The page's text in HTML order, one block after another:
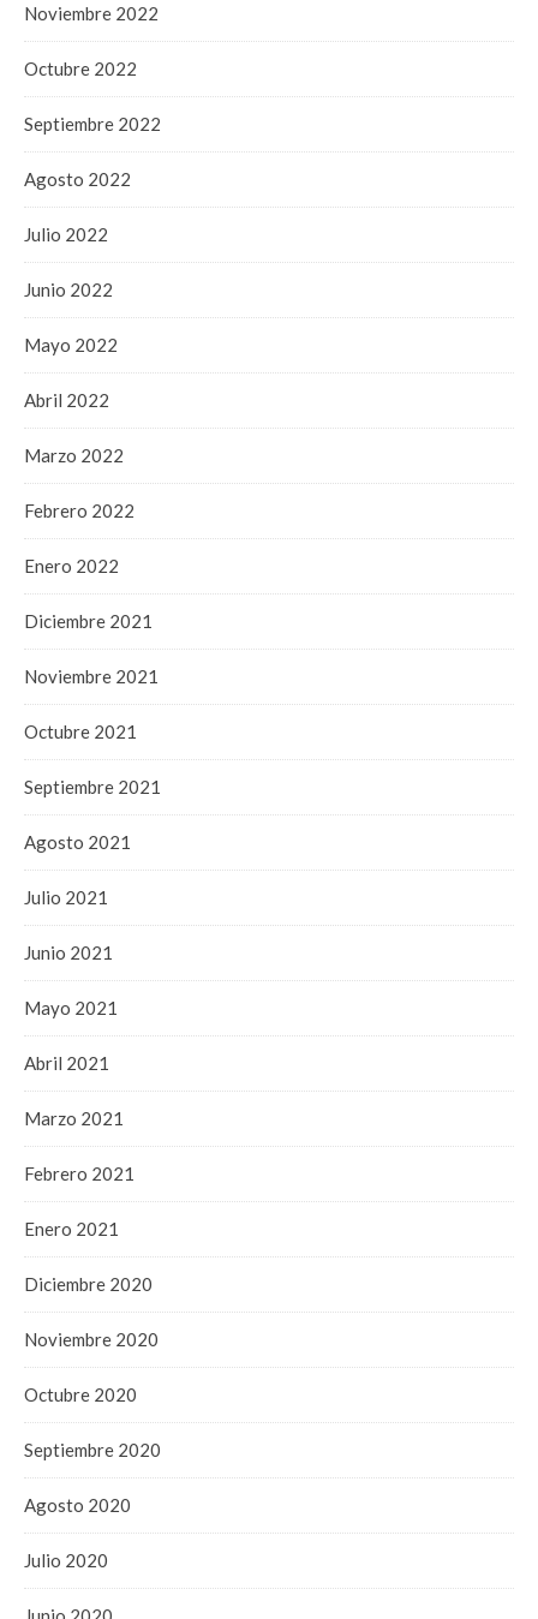
Noviembre 2022
Octubre 2022
Septiembre 2022
Agosto 2022
Julio 2022
Junio 2022
Mayo 2022
Abril 2022
Marzo 2022
Febrero 2022
Enero 2022
Diciembre 2021
Noviembre 2021
Octubre 2021
Septiembre 2021
Agosto 2021
Julio 2021
Junio 2021
Mayo 2021
Abril 2021
Marzo 2021
Febrero 2021
Enero 2021
Diciembre 2020
Noviembre 2020
Octubre 2020
Septiembre 2020
Agosto 2020
Julio 2020